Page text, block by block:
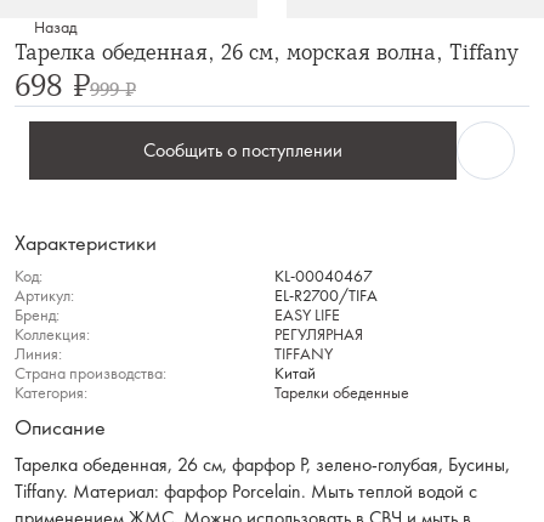
Назад
Тарелка обеденная, 26 см, морская волна, Tiffany
698 ₽999 ₽
Сообщить о поступлении
Характеристики
Код:
KL-00040467
Артикул:
EL-R2700/TIFA
Бренд:
EASY LIFE
Коллекция:
РЕГУЛЯРНАЯ
Линия:
TIFFANY
Страна производства:
Китай
Категория:
Тарелки обеденные
Описание
Тарелка обеденная, 26 см, фарфор P, зелено-голубая, Бусины,
Tiffany. Материал: фарфор Рorcelain. Мыть теплой водой с